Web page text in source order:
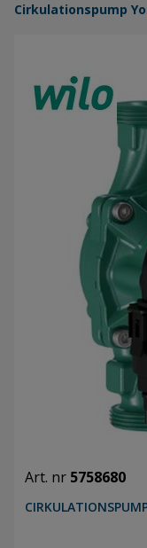
Cirkulationspump
Art. nr 5758680